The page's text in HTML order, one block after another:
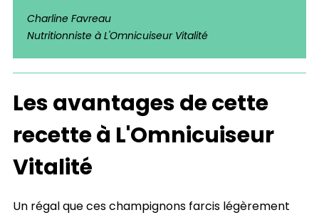
Charline Favreau
Nutritionniste à L'Omnicuiseur Vitalité
Les avantages de cette
recette à L'Omnicuiseur
Vitalité
Un régal que ces champignons farcis légèrement